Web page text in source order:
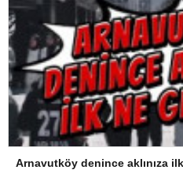
Arnavutköy denince aklınıza